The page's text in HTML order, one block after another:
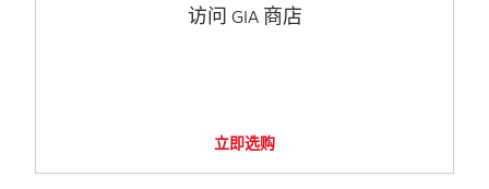
访问 GIA 商店
立即选购